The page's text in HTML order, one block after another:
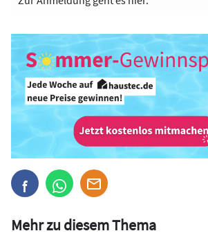
Mehr zu diesem Thema